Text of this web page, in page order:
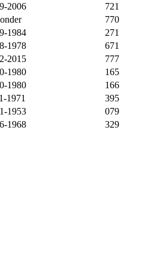
2006
721
770
1984
271
1978
671
2015
777
1980
165
1980
166
1971
395
1953
079
1968 329